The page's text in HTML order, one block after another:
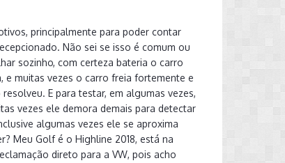
principalmente para poder contar
Não sei se isso é comum ou
sozinho, com certeza bateria o carro
e muitas vezes o carro freia fortemente e
E para testar, em algumas vezes,
vezes ele demora demais para detectar
algumas vezes ele se aproxima
Meu Golf é o Highline 2018, está na
direto para a VW, pois acho